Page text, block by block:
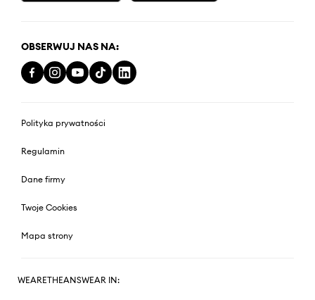
OBSERWUJ NAS NA:
Polityka prywatności
Regulamin
Dane firmy
Twoje Cookies
Mapa strony
WEARETHEANSWEAR IN: